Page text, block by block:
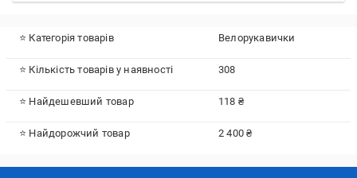
⭐ Категорія товарів Велорукавички
⭐ Кількість товарів у наявності 308
⭐ Найдешевший товар 118 ₴
⭐ Найдорожчий товар 2 400 ₴